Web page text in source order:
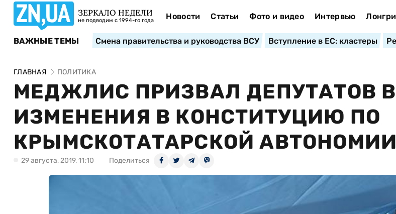
ЗЕРКАЛО НЕДЕЛИ
не подводим с 1994-го года Новости Статьи Фото и видео Интервью
ВАЖНЫЕ ТЕМЫ Смена правительства и руководства ВСУ Вступление в ЕС: кластеры
ГЛАВНАЯ ПОЛИТИКА
МЕДЖЛИС ПРИЗВАЛ ДЕПУТАТОВ
ИЗМЕНЕНИЯ В КОНСТИТУЦИЮ ПО
КРЫМСКОТАТАРСКОЙ АВТОНОМИИ
29 августа, 2019, 11:10 Поделиться